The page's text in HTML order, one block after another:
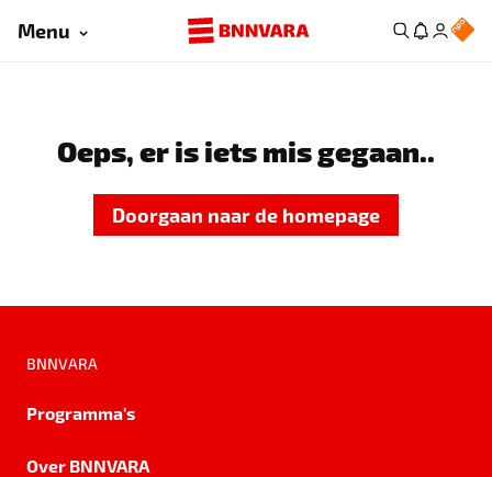
Menu
Oeps, er is iets mis gegaan..
Doorgaan naar de homepage
BNNVARA
Programma's
Over BNNVARA